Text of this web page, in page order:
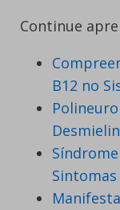
Continue
B12 no
Sintomas